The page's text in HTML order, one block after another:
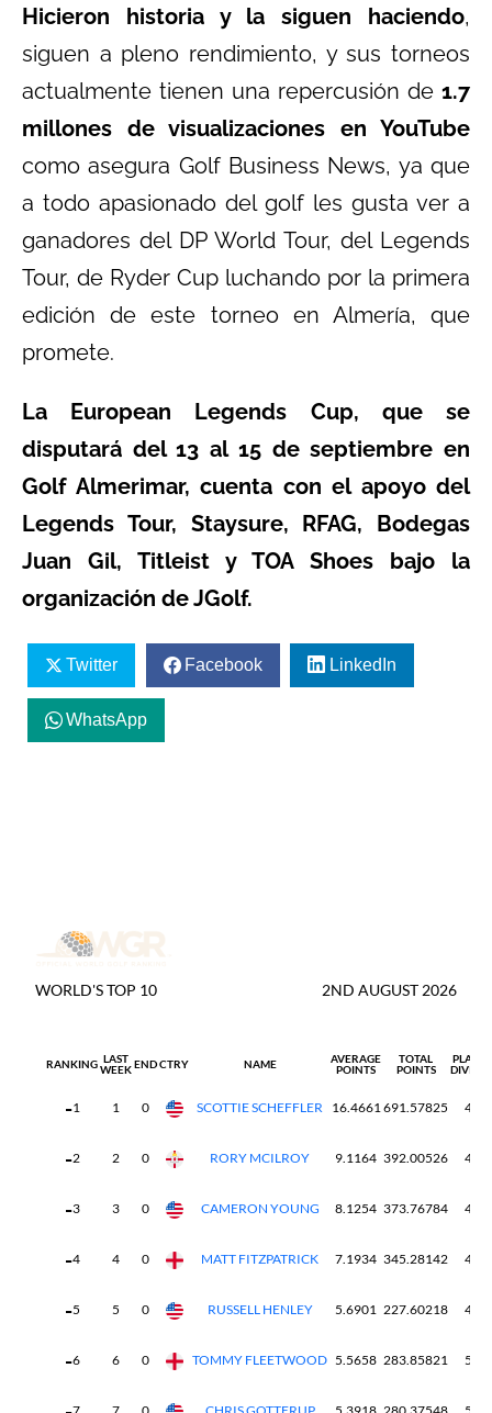
Hicieron historia y la siguen haciendo,
siguen a pleno rendimiento, y sus torneos
actualmente tienen una repercusión de 1.7
millones de visualizaciones en YouTube
como asegura Golf Business News, ya que
a todo apasionado del golf les gusta ver a
ganadores del DP World Tour, del Legends
Tour, de Ryder Cup luchando por la primera
edición de este torneo en Almería, que
promete.
La European Legends Cup, que se
disputará del 13 al 15 de septiembre en
Golf Almerimar, cuenta con el apoyo del
Legends Tour, Staysure, RFAG, Bodegas
Juan Gil, Titleist y TOA Shoes bajo la
organización de JGolf.
Twitter Facebook LinkedIn
WhatsApp